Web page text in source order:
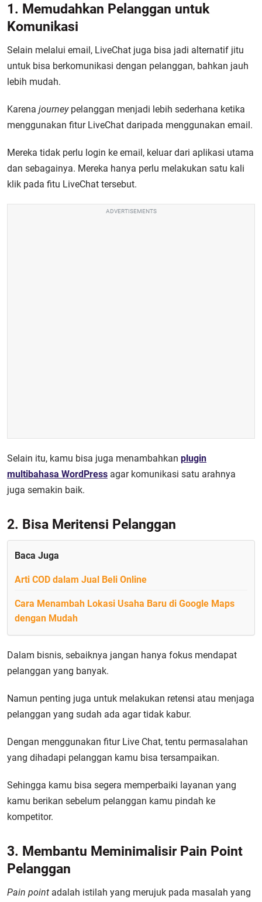
1. Memudahkan Pelanggan untuk
Komunikasi
Selain melalui email, LiveChat juga bisa jadi alternatif jitu
untuk bisa berkomunikasi dengan pelanggan, bahkan jauh
lebih mudah.
Karena journeypelanggan menjadi lebih sederhana ketika
menggunakan fitur LiveChat daripada menggunakan email.
Mereka tidak perlu login ke email, keluar dari aplikasi utama
dan sebagainya. Mereka hanya perlu melakukan satu kali
klik pada fitu LiveChat tersebut.
ADVERTISEMENTS
Selain itu, kamu bisa juga menambahkan plugin
multibahasa WordPress agar komunikasi satu arahnya
juga semakin baik.
2. Bisa Meritensi Pelanggan
Baca Juga
Arti COD dalam Jual Beli Online
Cara Menambah Lokasi Usaha Baru di Google Maps
dengan Mudah
Dalam bisnis, sebaiknya jangan hanya fokus mendapat
pelanggan yang banyak.
Namun penting juga untuk melakukan retensi atau menjaga
pelanggan yang sudah ada agar tidak kabur.
Dengan menggunakan fitur Live Chat, tentu permasalahan
yang dihadapi pelanggan kamu bisa tersampaikan.
Sehingga kamu bisa segera memperbaiki layanan yang
kamu berikan sebelum pelanggan kamu pindah ke
kompetitor.
3. Membantu Meminimalisir Pain Point
Pelanggan
Pain point adalah istilah yang merujuk pada masalah yang